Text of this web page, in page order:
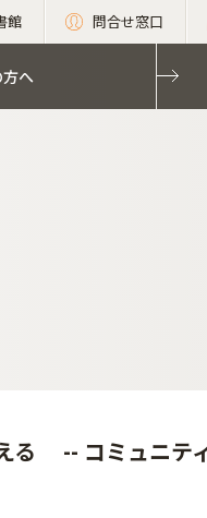
館 問合せ窓口
へ
る -- コミュニテ